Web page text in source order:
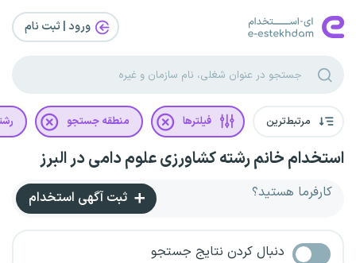
ورود | ثبت‌ نام
مرتبط‌ترین فیلترها منطقه جستجو
استخدام خانم رشته کشاورزی علوم دامی در البرز
کارفرما هستید؟ ثبت آگهی استخدام
دنبال کردن نتایج جستجو